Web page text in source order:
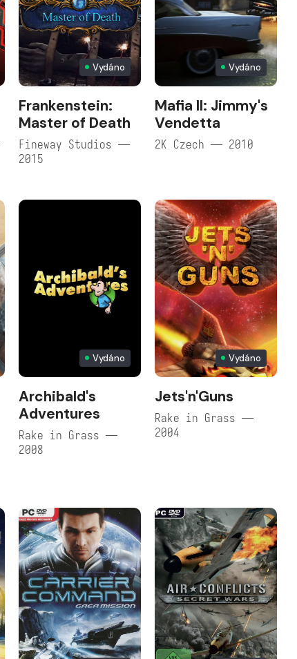
Vydáno
Frankenstein:
Master of Death
Fineway Studios —
2015
Vydáno
Mafia II: Jimmy's
Vendetta
2K Czech — 2010
Vydáno
Archibald's
Adventures
Rake in Grass —
2008
Vydáno
Jets'n'Guns
Rake in Grass —
2004